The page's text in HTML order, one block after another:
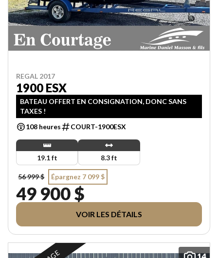
REGAL 2017
1900 ESX
BATEAU OFFERT EN CONSIGNATION, DONC SANS
TAXES !
108 heures
COURT-1900ESX
19.1 ft 8.3 ft
56 999 $ Épargnez 7 099 $
49 900 $
VOIR LES DÉTAILS